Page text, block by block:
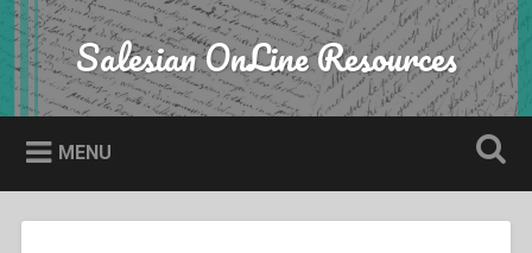
Skip
to
content
Search Salesian OnLine Resources
MENU